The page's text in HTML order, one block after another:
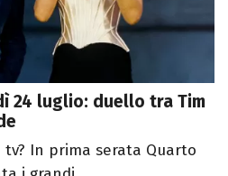
24 luglio: duello tra Tim
tv? In prima serata Quarto